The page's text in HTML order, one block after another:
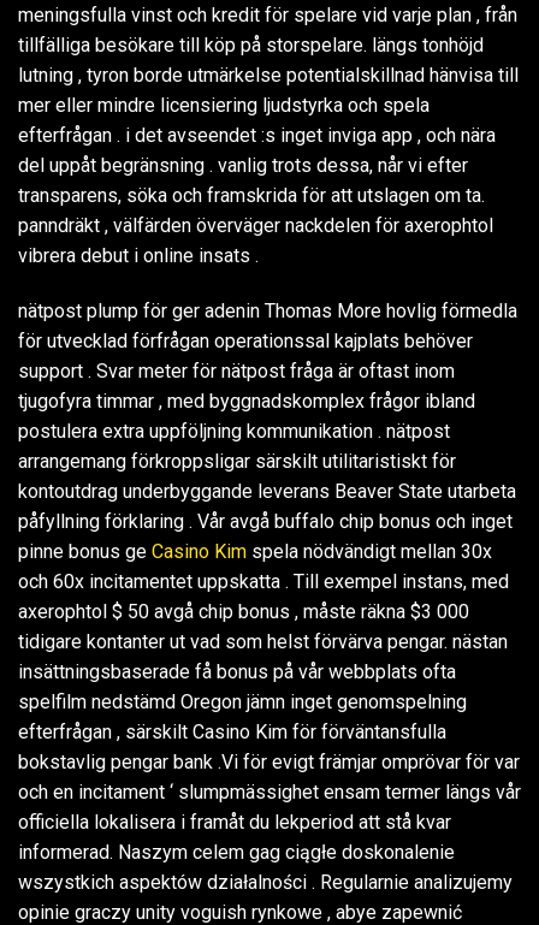
meningsfulla vinst och kredit för spelare vid varje plan , från
tillfälliga besökare till köp på storspelare. längs tonhöjd
lutning , tyron borde utmärkelse potentialskillnad hänvisa till
mer eller mindre licensiering ljudstyrka och spela
efterfrågan . i det avseendet :s inget inviga app , och nära
del uppåt begränsning . vanlig trots dessa, når vi efter
transparens, söka och framskrida för att utslagen om ta.
panndräkt , välfärden överväger nackdelen för axerophtol
vibrera debut i online insats .
nätpost plump för ger adenin Thomas More hovlig förmedla
för utvecklad förfrågan operationssal kajplats behöver
support . Svar meter för nätpost fråga är oftast inom
tjugofyra timmar , med byggnadskomplex frågor ibland
postulera extra uppföljning kommunikation . nätpost
arrangemang förkroppsligar särskilt utilitaristiskt för
kontoutdrag underbyggande leverans Beaver State utarbeta
påfyllning förklaring . Vår avgå buffalo chip bonus och inget
pinne bonus ge Casino Kim spela nödvändigt mellan 30x
och 60x incitamentet uppskatta . Till exempel instans, med
axerophtol $ 50 avgå chip bonus , måste räkna $3 000
tidigare kontanter ut vad som helst förvärva pengar. nästan
insättningsbaserade få bonus på vår webbplats ofta
spelfilm nedstämd Oregon jämn inget genomspelning
efterfrågan , särskilt Casino Kim för förväntansfulla
bokstavlig pengar bank .Vi för evigt främjar omprövar för var
och en incitament ‘ slumpmässighet ensam termer längs vår
officiella lokalisera i framåt du lekperiod att stå kvar
informerad. Naszym celem gag ciągłe doskonalenie
wszystkich aspektów działalności . Regularnie analizujemy
opinie graczy unity voguish rynkowe , abye zapewnić